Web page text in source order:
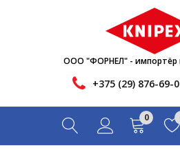
ООО "ФОРНЕЛ" - импортёр
+375 (29) 876-69-
0
Новости
Акции
Инфо
Контакты
Вопрос-